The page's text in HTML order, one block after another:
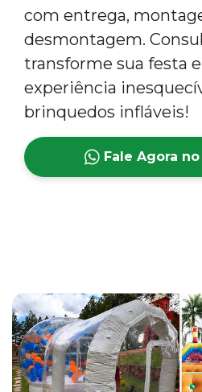
com entrega,
desmontagem.
transforme sua festa
experiência
brinquedos infláveis!
Fale Agora